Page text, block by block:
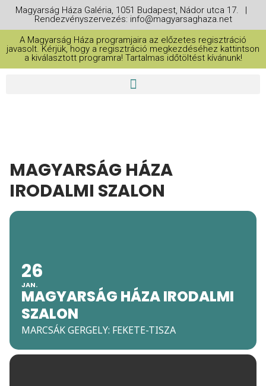
Magyarság Háza Galéria, 1051 Budapest, Nádor utca 17. |
Rendezvényszervezés: info@magyarsaghaza.net
A Magyarság Háza programjaira az előzetes regisztráció
javasolt. Kérjük, hogy a regisztráció megkezdéséhez kattintson
a kiválasztott programra! Tartalmas időtöltést kívánunk!
MAGYARSÁG HÁZA
IRODALMI SZALON
26
JAN.
MAGYARSÁG HÁZA IRODALMI
SZALON
MARCSÁK GERGELY: FEKETE-TISZA